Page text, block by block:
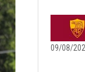
09/08/